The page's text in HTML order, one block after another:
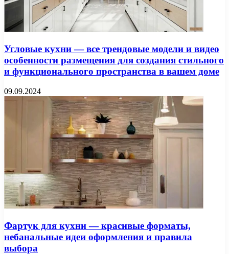
Угловые кухни — все трендовые модели и видео
особенности размещения для создания стильного
и функционального пространства в вашем доме
09.09.2024
Фартук для кухни — красивые форматы,
небанальные идеи оформления и правила
выбора